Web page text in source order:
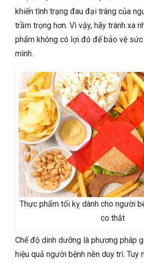
khiến tình trạng đau đại tràng của
trầm trọng hơn. Vì vậy, hãy tránh xa
phẩm không có lợi đó để bảo vệ
mình.
Thực phẩm tối kỵ dành cho người
co thắt
Chế độ dinh dưỡng là phương pháp
hiệu quả người bệnh nên duy trì. Tuy